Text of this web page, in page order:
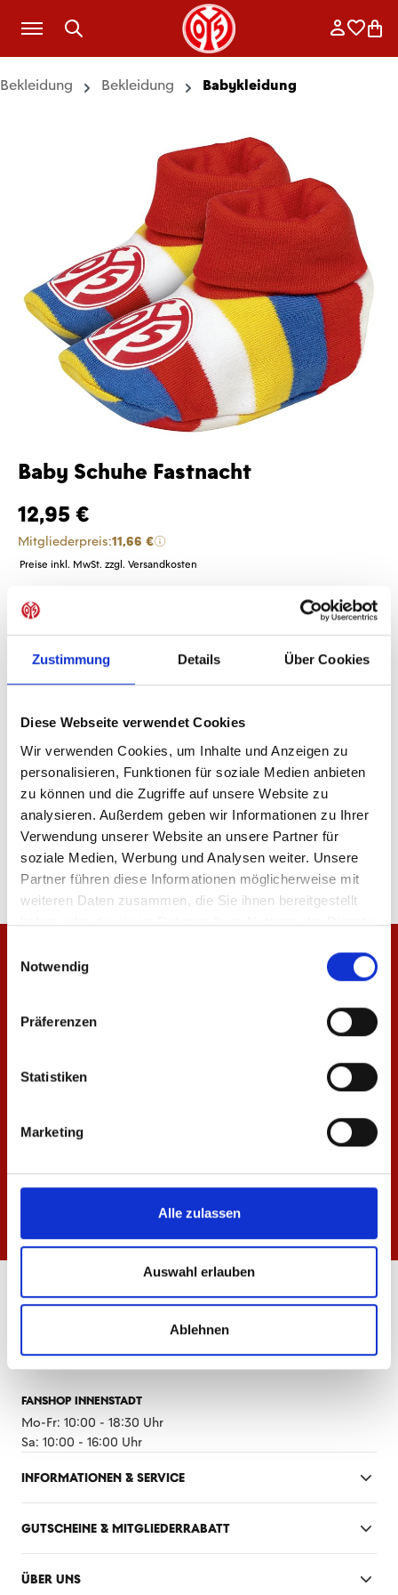
Zustimmung Details Über Cookies
Diese Webseite verwendet Cookies
Wir verwenden Cookies, um Inhalte und Anzeigen zu
personalisieren, Funktionen für soziale Medien anbieten
zu können und die Zugriffe auf unsere Website zu
analysieren. Außerdem geben wir Informationen zu Ihrer
Verwendung unserer Website an unsere Partner für
soziale Medien, Werbung und Analysen weiter. Unsere
Partner führen diese Informationen möglicherweise mit
weiteren Daten zusammen, die Sie ihnen bereitgestellt
haben oder die sie im Rahmen Ihrer Nutzung der Dienste
Notwendig
Präferenzen
Statistiken
Marketing
Alle zulassen
Auswahl erlauben
Ablehnen
Zum Hauptinhalt springen
Bekleidung Bekleidung Babykleidung
Baby Schuhe Fastnacht
12,95 €
Mitgliederpreis:11,66 €
Preise inkl. MwSt. zzgl. Versandkosten
Produkt Anzahl: Gib den gewünschten
Anzahl
Sofort verfügbar, Lieferzeit: 1-3 Tage
Produktdetails
Sa: 10:00 - 14:00 Uhr
FANSHOP INNENSTADT
Mo-Fr: 10:00 - 18:30 Uhr
Sa: 10:00 - 16:00 Uhr
INFORMATIONEN & SERVICE
GUTSCHEINE & MITGLIEDERRABATT
ÜBER UNS